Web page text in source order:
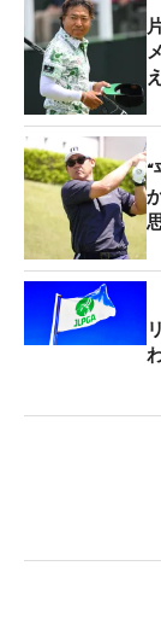
れた。今季
とも結果を残
シニアツアー
ーツアー時代
舞台で真剣勝
活躍できな
選手も多い。
トともいえる
「先輩たちと